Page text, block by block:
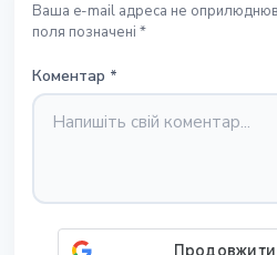
Ваша e-mail адреса не
поля позначені *
Коментар *